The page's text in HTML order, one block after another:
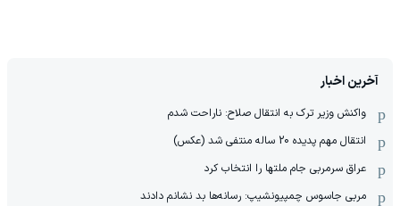
آخرین اخبار
واکنش وزیر ترک به انتقال صلاح: ناراحت شدم
انتقال مهم پدیده 20 ساله منتفی شد (عکس)
عراق سرمربی جام ملتها را انتخاب کرد
مربی جاسوس چمپیونشیپ: رسانه‌ها بد نشانم دادند